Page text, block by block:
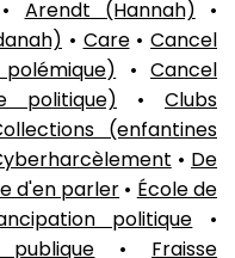
• Arendt (Hannah) •
• Care• Cancel
•Cancel
politique) • Clubs
(enfantines
• De
d'en parler • École de
politique •
• Fraisse